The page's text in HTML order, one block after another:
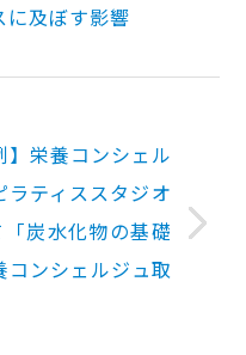
に及ぼす影響
】栄養コンシェル
ティススタジオ
炭水化物の基礎
ンシェルジュ取